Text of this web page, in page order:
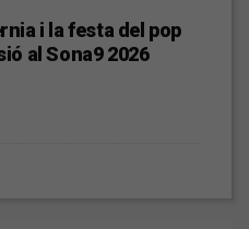
i la festa del pop
al Sona9 2026